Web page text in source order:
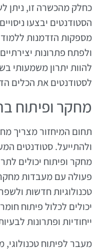
כחלק מהכשרה זו, ניתן
הסטודנטים יבצעו
מספקות הזדמנות
ולפתח פתרונות
להוות יתרון משמעותי
לסטודנטים את הכלים
מחקר ופיתוח
תחום המיחזור מצריך
ולהתייעל. סטודנטים
מחקר ופיתוח יכולים
פעולה עם מעבדות
טכנולוגיות חדשות
יכולים לכלול פיתוח
ייחודיות ופתרונות
מעבר לפיתוח טכנולוגי,